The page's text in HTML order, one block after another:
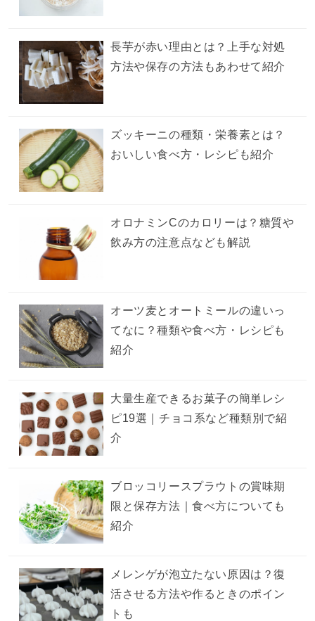
長芋が赤い理由とは？上手な対処
方法や保存の方法もあわせて紹介
ズッキーニの種類・栄養素とは？
おいしい食べ方・レシピも紹介
オロナミンCのカロリーは？糖質や
飲み方の注意点なども解説
オーツ麦とオートミールの違いっ
てなに？種類や食べ方・レシピも
紹介
大量生産できるお菓子の簡単レシ
ピ19選｜チョコ系など種類別で紹
介
ブロッコリースプラウトの賞味期
限と保存方法｜食べ方についても
紹介
メレンゲが泡立たない原因は？復
活させる方法や作るときのポイン
トも